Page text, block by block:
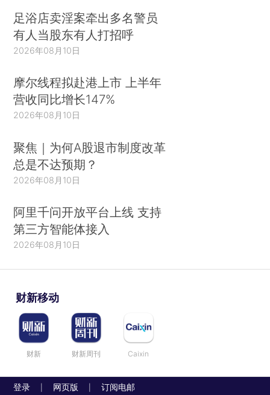
足浴店卖淫案牵出多名警员
有人当股东有人打招呼
2026年08月10日
摩尔线程拟赴港上市 上半年
营收同比增长147%
2026年08月10日
聚焦｜为何A股退市制度改革
总是不达预期？
2026年08月10日
阿里千问开放平台上线 支持
第三方智能体接入
2026年08月10日
财新移动
财新 财新周刊 Caixin
登录 网页版 订阅电邮